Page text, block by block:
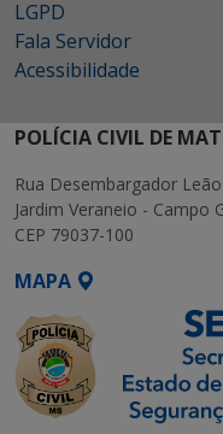
LGPD
Fala Servidor
Acessibilidade
POLÍCIA CIVIL DE
Rua Desembargador
Jardim Veraneio - Campo
CEP 79037-100
MAPA